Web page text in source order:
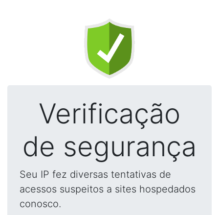
Verificação
de segurança
Seu IP fez diversas tentativas de
acessos suspeitos a sites hospedados
conosco.